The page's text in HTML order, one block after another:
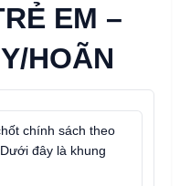
EM –
HOÃN
chính sách theo
đây là khung